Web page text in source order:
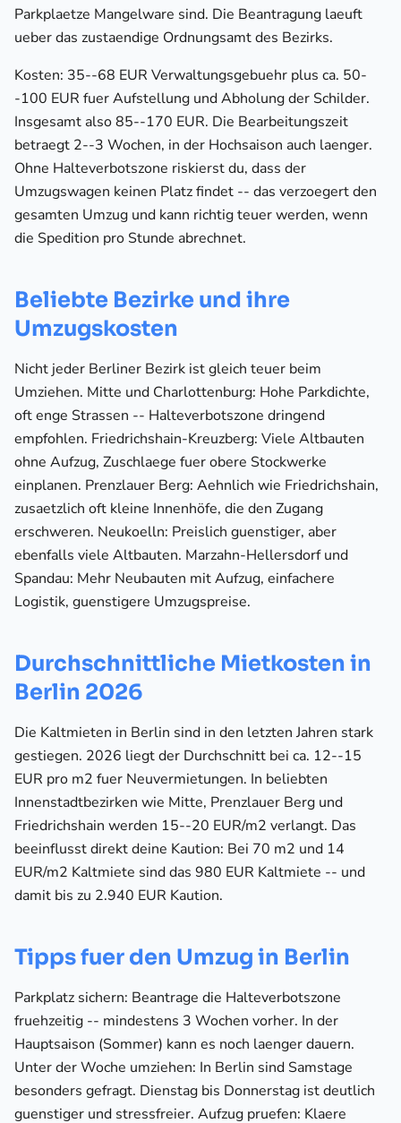
Parkplaetze Mangelware sind. Die Beantragung laeuft
ueber das zustaendige Ordnungsamt des Bezirks.
Kosten: 35--68 EUR Verwaltungsgebuehr plus ca. 50-
-100 EUR fuer Aufstellung und Abholung der Schilder.
Insgesamt also 85--170 EUR. Die Bearbeitungszeit
betraegt 2--3 Wochen, in der Hochsaison auch laenger.
Ohne Halteverbotszone riskierst du, dass der
Umzugswagen keinen Platz findet -- das verzoegert den
gesamten Umzug und kann richtig teuer werden, wenn
die Spedition pro Stunde abrechnet.
Beliebte Bezirke und ihre
Umzugskosten
Nicht jeder Berliner Bezirk ist gleich teuer beim
Umziehen. Mitte und Charlottenburg: Hohe Parkdichte,
oft enge Strassen -- Halteverbotszone dringend
empfohlen. Friedrichshain-Kreuzberg: Viele Altbauten
ohne Aufzug, Zuschlaege fuer obere Stockwerke
einplanen. Prenzlauer Berg: Aehnlich wie Friedrichshain,
zusaetzlich oft kleine Innenhöfe, die den Zugang
erschweren. Neukoelln: Preislich guenstiger, aber
ebenfalls viele Altbauten. Marzahn-Hellersdorf und
Spandau: Mehr Neubauten mit Aufzug, einfachere
Logistik, guenstigere Umzugspreise.
Durchschnittliche Mietkosten in
Berlin 2026
Die Kaltmieten in Berlin sind in den letzten Jahren stark
gestiegen. 2026 liegt der Durchschnitt bei ca. 12--15
EUR pro m2 fuer Neuvermietungen. In beliebten
Innenstadtbezirken wie Mitte, Prenzlauer Berg und
Friedrichshain werden 15--20 EUR/m2 verlangt. Das
beeinflusst direkt deine Kaution: Bei 70 m2 und 14
EUR/m2 Kaltmiete sind das 980 EUR Kaltmiete -- und
damit bis zu 2.940 EUR Kaution.
Tipps fuer den Umzug in Berlin
Parkplatz sichern: Beantrage die Halteverbotszone
fruehzeitig -- mindestens 3 Wochen vorher. In der
Hauptsaison (Sommer) kann es noch laenger dauern.
Unter der Woche umziehen: In Berlin sind Samstage
besonders gefragt. Dienstag bis Donnerstag ist deutlich
guenstiger und stressfreier. Aufzug pruefen: Klaere